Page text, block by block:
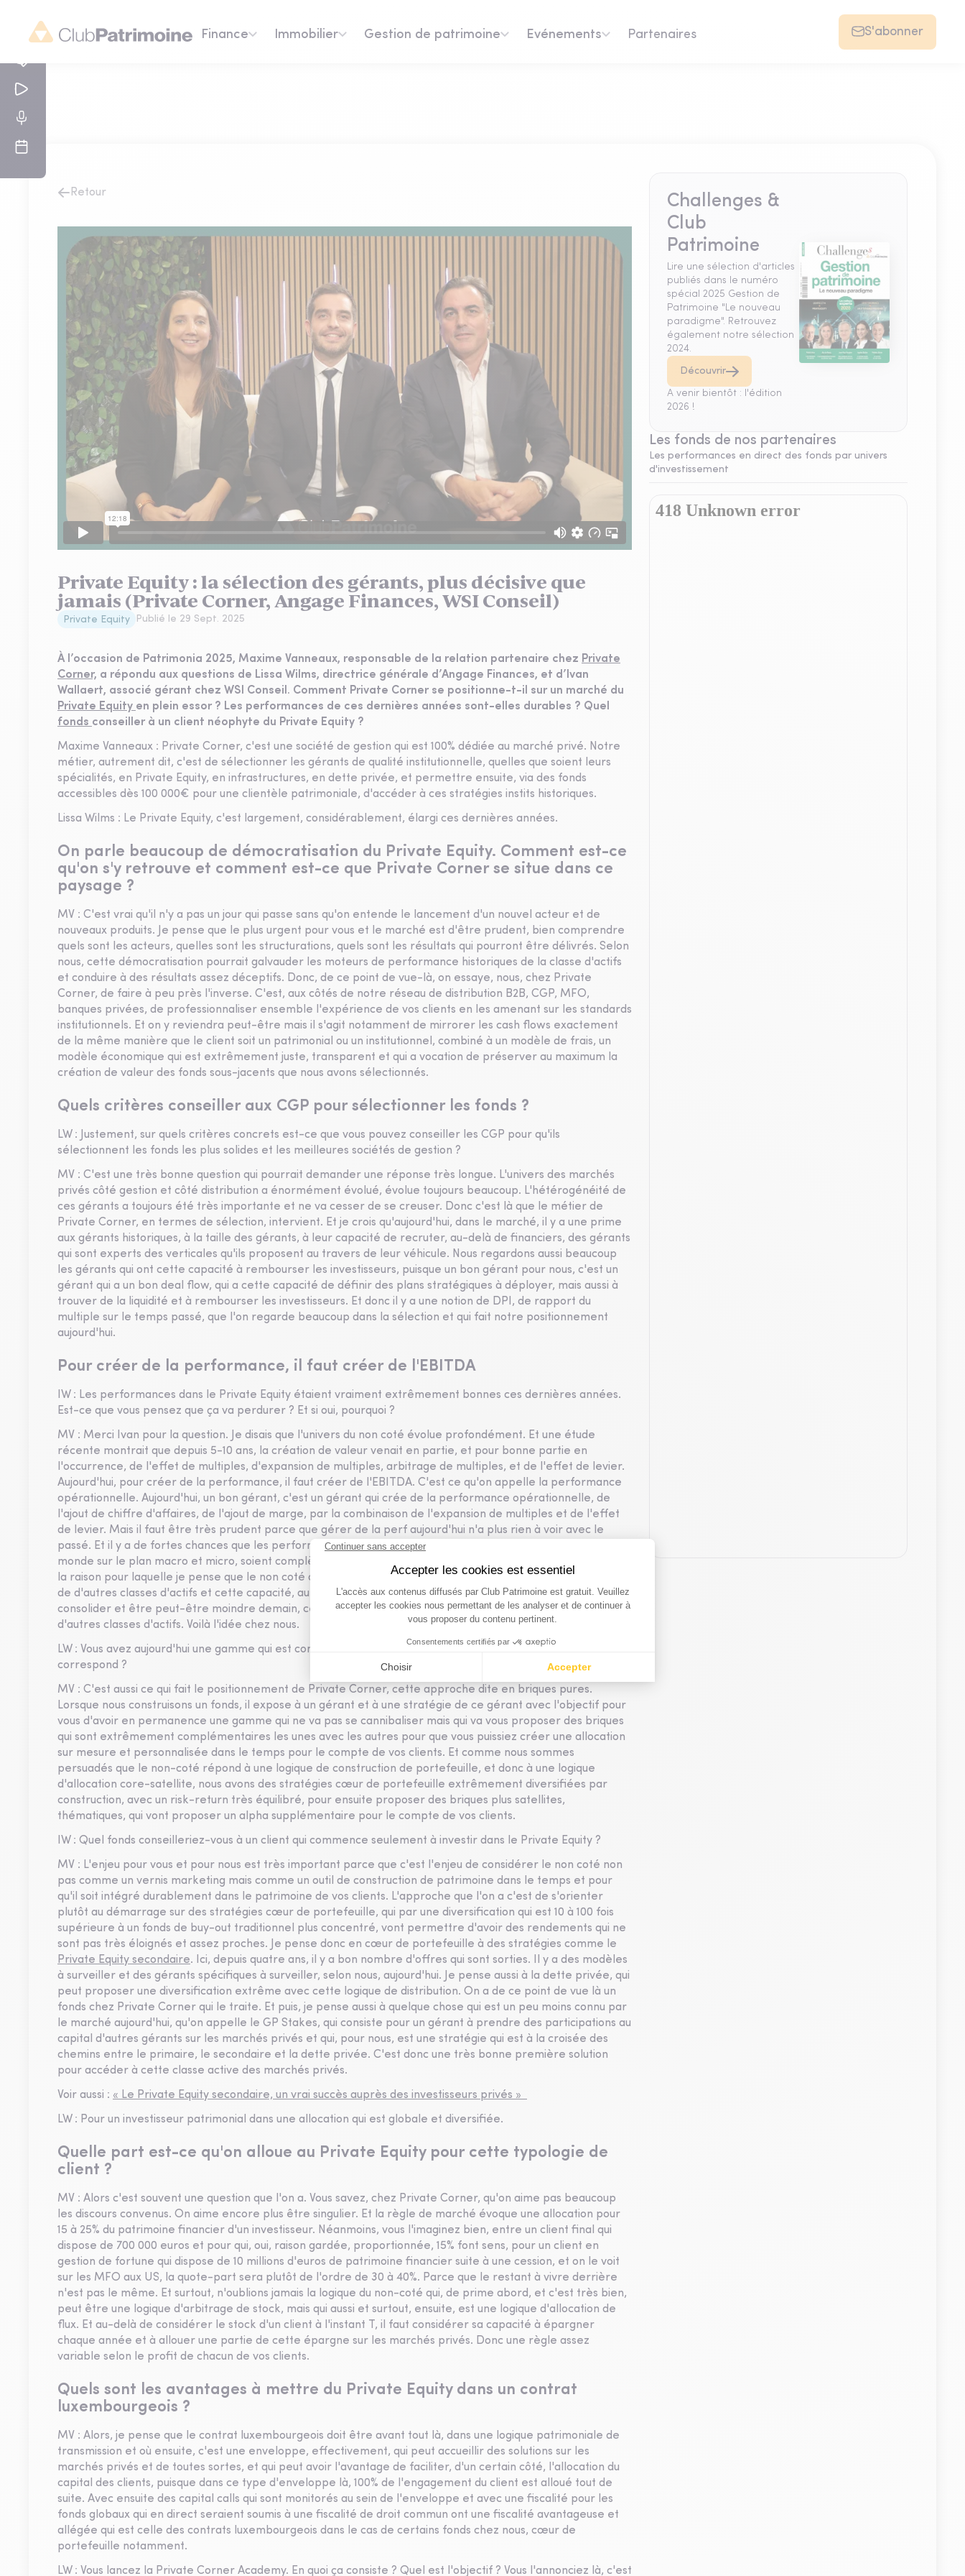
Finance Immobilier Gestion de patrimoine Evénements Partenaires S'abonner
Retour
Private Equity : la sélection des gérants, plus décisive que
jamais (Private Corner, Angage Finances, WSI Conseil)
Private Equity Publié le 29 Sept. 2025
À l’occasion de Patrimonia 2025, Maxime Vanneaux, responsable de la relation partenaire chez Private
Corner, a répondu aux questions de Lissa Wilms, directrice générale d’Angage Finances, et d’Ivan
Wallaert, associé gérant chez WSI Conseil. Comment Private Corner se positionne-t-il sur un marché du
Private Equity en plein essor ? Les performances de ces dernières années sont-elles durables ? Quel
fonds conseiller à un client néophyte du Private Equity ?
Maxime Vanneaux : Private Corner, c'est une société de gestion qui est 100% dédiée au marché privé. Notre
métier, autrement dit, c'est de sélectionner les gérants de qualité institutionnelle, quelles que soient leurs
spécialités, en Private Equity, en infrastructures, en dette privée, et permettre ensuite, via des fonds
accessibles dès 100 000€ pour une clientèle patrimoniale, d'accéder à ces stratégies instits historiques.
Lissa Wilms : Le Private Equity, c'est largement, considérablement, élargi ces dernières années.
On parle beaucoup de démocratisation du Private Equity. Comment est-ce
qu'on s'y retrouve et comment est-ce que Private Corner se situe dans ce
paysage ?
MV : C'est vrai qu'il n'y a pas un jour qui passe sans qu'on entende le lancement d'un nouvel acteur et de
nouveaux produits. Je pense que le plus urgent pour vous et le marché est d'être prudent, bien comprendre
quels sont les acteurs, quelles sont les structurations, quels sont les résultats qui pourront être délivrés. Selon
nous, cette démocratisation pourrait galvauder les moteurs de performance historiques de la classe d'actifs
et conduire à des résultats assez déceptifs. Donc, de ce point de vue-là, on essaye, nous, chez Private
Corner, de faire à peu près l'inverse. C'est, aux côtés de notre réseau de distribution B2B, CGP, MFO,
banques privées, de professionnaliser ensemble l'expérience de vos clients en les amenant sur les standards
institutionnels. Et on y reviendra peut-être mais il s'agit notamment de mirrorer les cash flows exactement
de la même manière que le client soit un patrimonial ou un institutionnel, combiné à un modèle de frais, un
modèle économique qui est extrêmement juste, transparent et qui a vocation de préserver au maximum la
création de valeur des fonds sous-jacents que nous avons sélectionnés.
Quels critères conseiller aux CGP pour sélectionner les fonds ?
LW : Justement, sur quels critères concrets est-ce que vous pouvez conseiller les CGP pour qu'ils
sélectionnent les fonds les plus solides et les meilleures sociétés de gestion ?
MV : C'est une très bonne question qui pourrait demander une réponse très longue. L'univers des marchés
privés côté gestion et côté distribution a énormément évolué, évolue toujours beaucoup. L'hétérogénéité de
ces gérants a toujours été très importante et ne va cesser de se creuser. Donc c'est là que le métier de
Private Corner, en termes de sélection, intervient. Et je crois qu'aujourd'hui, dans le marché, il y a une prime
aux gérants historiques, à la taille des gérants, à leur capacité de recruter, au-delà de financiers, des gérants
qui sont experts des verticales qu'ils proposent au travers de leur véhicule. Nous regardons aussi beaucoup
les gérants qui ont cette capacité à rembourser les investisseurs, puisque un bon gérant pour nous, c'est un
gérant qui a un bon deal flow, qui a cette capacité de définir des plans stratégiques à déployer, mais aussi à
trouver de la liquidité et à rembourser les investisseurs. Et donc il y a une notion de DPI, de rapport du
multiple sur le temps passé, que l'on regarde beaucoup dans la sélection et qui fait notre positionnement
aujourd'hui.
Pour créer de la performance, il faut créer de l'EBITDA
IW : Les performances dans le Private Equity étaient vraiment extrêmement bonnes ces dernières années.
Est-ce que vous pensez que ça va perdurer ? Et si oui, pourquoi ?
MV : Merci Ivan pour la question. Je disais que l'univers du non coté évolue profondément. Et une étude
récente montrait que depuis 5-10 ans, la création de valeur venait en partie, et pour bonne partie en
l'occurrence, de l'effet de multiples, d'expansion de multiples, arbitrage de multiples, et de l'effet de levier.
Aujourd'hui, pour créer de la performance, il faut créer de l'EBITDA. C'est ce qu'on appelle la performance
opérationnelle. Aujourd'hui, un bon gérant, c'est un gérant qui crée de la performance opérationnelle, de
l'ajout de chiffre d'affaires, de l'ajout de marge, par la combinaison de l'expansion de multiples et de l'effet
de levier. Mais il faut être très prudent parce que gérer de la perf aujourd'hui n'a plus rien à voir avec le
passé. Et il y a de fortes chances que les performances que nous avons connues dans l'ancien monde, l'ancien
monde sur le plan macro et micro, soient complètement finies aujourd'hui et très différentes demain. Et c'est
la raison pour laquelle je pense que le non coté doit être perçu comme un outil avec une volatilité différente
de d'autres classes d'actifs et cette capacité, au-delà de générer de la performance qui va sûrement se
consolider et être peut-être moindre demain, cette capacité à générer de la surperformance par rapport à
d'autres classes d'actifs. Voilà l'idée chez nous.
LW : Vous avez aujourd'hui une gamme qui est composée de 11 fonds. À quelle logique est-ce qu'elle
correspond ?
MV : C'est aussi ce qui fait le positionnement de Private Corner, cette approche dite en briques pures.
Lorsque nous construisons un fonds, il expose à un gérant et à une stratégie de ce gérant avec l'objectif pour
vous d'avoir en permanence une gamme qui ne va pas se cannibaliser mais qui va vous proposer des briques
qui sont extrêmement complémentaires les unes avec les autres pour que vous puissiez créer une allocation
sur mesure et personnalisée dans le temps pour le compte de vos clients. Et comme nous sommes
persuadés que le non-coté répond à une logique de construction de portefeuille, et donc à une logique
d'allocation core-satellite, nous avons des stratégies cœur de portefeuille extrêmement diversifiées par
construction, avec un risk-return très équilibré, pour ensuite proposer des briques plus satellites,
thématiques, qui vont proposer un alpha supplémentaire pour le compte de vos clients.
IW : Quel fonds conseilleriez-vous à un client qui commence seulement à investir dans le Private Equity ?
MV : L'enjeu pour vous et pour nous est très important parce que c'est l'enjeu de considérer le non coté non
pas comme un vernis marketing mais comme un outil de construction de patrimoine dans le temps et pour
qu'il soit intégré durablement dans le patrimoine de vos clients. L'approche que l'on a c'est de s'orienter
plutôt au démarrage sur des stratégies cœur de portefeuille, qui par une diversification qui est 10 à 100 fois
supérieure à un fonds de buy-out traditionnel plus concentré, vont permettre d'avoir des rendements qui ne
sont pas très éloignés et assez proches. Je pense donc en cœur de portefeuille à des stratégies comme le
Private Equity secondaire. Ici, depuis quatre ans, il y a bon nombre d'offres qui sont sorties. Il y a des modèles
à surveiller et des gérants spécifiques à surveiller, selon nous, aujourd'hui. Je pense aussi à la dette privée, qui
peut proposer une diversification extrême avec cette logique de distribution. On a de ce point de vue là un
fonds chez Private Corner qui le traite. Et puis, je pense aussi à quelque chose qui est un peu moins connu par
le marché aujourd'hui, qu'on appelle le GP Stakes, qui consiste pour un gérant à prendre des participations au
capital d'autres gérants sur les marchés privés et qui, pour nous, est une stratégie qui est à la croisée des
chemins entre le primaire, le secondaire et la dette privée. C'est donc une très bonne première solution
pour accéder à cette classe active des marchés privés.
Voir aussi : « Le Private Equity secondaire, un vrai succès auprès des investisseurs privés »
LW : Pour un investisseur patrimonial dans une allocation qui est globale et diversifiée.
Quelle part est-ce qu'on alloue au Private Equity pour cette typologie de
client ?
MV : Alors c'est souvent une question que l'on a. Vous savez, chez Private Corner, qu'on aime pas beaucoup
les discours convenus. On aime encore plus être singulier. Et la règle de marché évoque une allocation pour
15 à 25% du patrimoine financier d'un investisseur. Néanmoins, vous l'imaginez bien, entre un client final qui
dispose de 700 000 euros et pour qui, oui, raison gardée, proportionnée, 15% font sens, pour un client en
gestion de fortune qui dispose de 10 millions d'euros de patrimoine financier suite à une cession, et on le voit
sur les MFO aux US, la quote-part sera plutôt de l'ordre de 30 à 40%. Parce que le restant à vivre derrière
n'est pas le même. Et surtout, n'oublions jamais la logique du non-coté qui, de prime abord, et c'est très bien,
peut être une logique d'arbitrage de stock, mais qui aussi et surtout, ensuite, est une logique d'allocation de
flux. Et au-delà de considérer le stock d'un client à l'instant T, il faut considérer sa capacité à épargner
chaque année et à allouer une partie de cette épargne sur les marchés privés. Donc une règle assez
variable selon le profit de chacun de vos clients.
Quels sont les avantages à mettre du Private Equity dans un contrat
luxembourgeois ?
MV : Alors, je pense que le contrat luxembourgeois doit être avant tout là, dans une logique patrimoniale de
transmission et où ensuite, c'est une enveloppe, effectivement, qui peut accueillir des solutions sur les
marchés privés et de toutes sortes, et qui peut avoir l'avantage de faciliter, d'un certain côté, l'allocation du
capital des clients, puisque dans ce type d'enveloppe là, 100% de l'engagement du client est alloué tout de
suite. Avec ensuite des capital calls qui sont monitorés au sein de l'enveloppe et avec une fiscalité pour les
fonds globaux qui en direct seraient soumis à une fiscalité de droit commun ont une fiscalité avantageuse et
allégée qui est celle des contrats luxembourgeois dans le cas de certains fonds chez nous, cœur de
portefeuille notamment.
LW : Vous lancez la Private Corner Academy. En quoi ça consiste ? Quel est l'objectif ? Vous l'annonciez là, c'est
Challenges &
Club
Patrimoine
Lire une sélection d'articles
publiés dans le numéro
spécial 2025 Gestion de
Patrimoine "Le nouveau
paradigme". Retrouvez
également notre sélection
2024.
Découvrir
A venir bientôt : l'édition
2026 !
Les fonds de nos partenaires
Les performances en direct des fonds par univers
d'investissement